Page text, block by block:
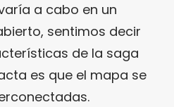
a cabo en un
sentimos decir
de la saga
es que el mapa se